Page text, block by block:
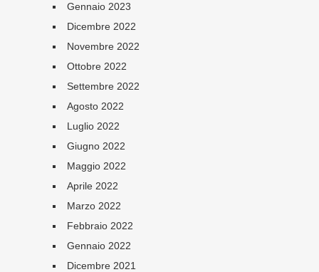
Gennaio 2023
Dicembre 2022
Novembre 2022
Ottobre 2022
Settembre 2022
Agosto 2022
Luglio 2022
Giugno 2022
Maggio 2022
Aprile 2022
Marzo 2022
Febbraio 2022
Gennaio 2022
Dicembre 2021